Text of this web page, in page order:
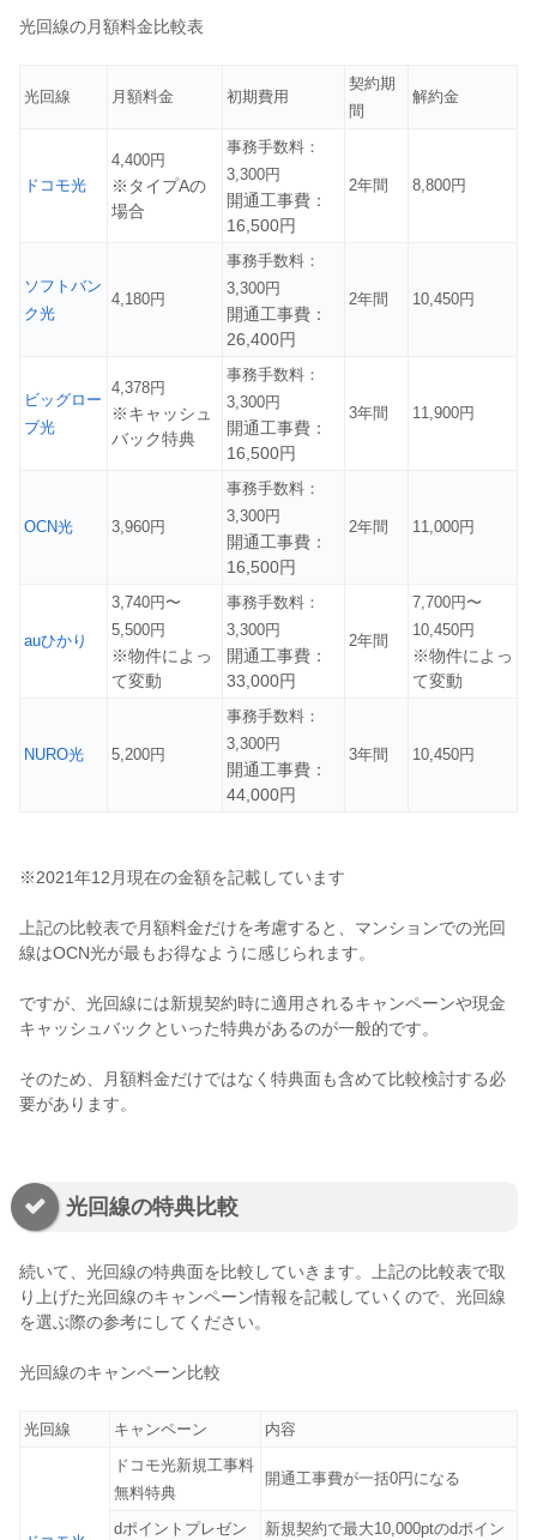
光回線の月額料金比較表
光回線 月額料金 初期費用
契約期
間
解約金
ドコモ光
4,400円
※タイプAの
場合
事務手数料：
3,300円
開通工事費：
16,500円
2年間 8,800円
ソフトバン
ク光
4,180円
事務手数料：
3,300円
開通工事費：
26,400円
2年間 10,450円
ビッグロー
ブ光
4,378円
※キャッシュ
バック特典
事務手数料：
3,300円
開通工事費：
16,500円
3年間 11,900円
OCN光 3,960円
事務手数料：
3,300円
開通工事費：
16,500円
2年間 11,000円
auひかり
3,740円〜
5,500円
※物件によっ
て変動
事務手数料：
3,300円
開通工事費：
33,000円
2年間
7,700円〜
10,450円
※物件によっ
て変動
NURO光 5,200円
事務手数料：
3,300円
開通工事費：
44,000円
3年間 10,450円
※2021年12月現在の金額を記載しています
上記の比較表で月額料金だけを考慮すると、マンションでの光回
線はOCN光が最もお得なように感じられます。
ですが、光回線には新規契約時に適用されるキャンペーンや現金
キャッシュバックといった特典があるのが一般的です。
そのため、月額料金だけではなく特典面も含めて比較検討する必
要があります。
光回線の特典比較
続いて、光回線の特典面を比較していきます。上記の比較表で取
り上げた光回線のキャンペーン情報を記載していくので、光回線
を選ぶ際の参考にしてください。
光回線のキャンペーン比較
光回線 キャンペーン 内容
ドコモ光新規工事料
無料特典
開通工事費が一括0円になる
dポイントプレゼン
新規契約で最大10,000ptのdポイン